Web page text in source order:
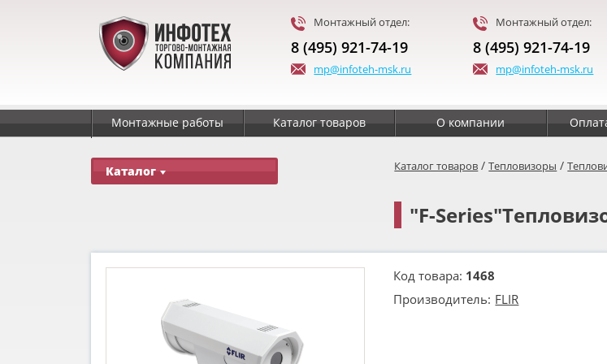
Монтажный отдел:
8 (495) 921-74-19
mp@infoteh-msk.ru
Монтажный отдел:
8 (495) 921-74-19
mp@infoteh-msk.ru
Монтажные работы Каталог товаров О компании
Каталог Каталог товаров /Тепловизоры /
"F-
Код товара: 1468
Производитель: FLIR